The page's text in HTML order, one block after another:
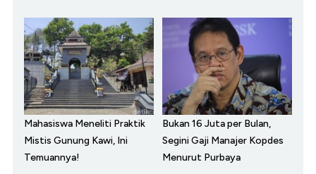
Mahasiswa Meneliti Praktik
Mistis Gunung Kawi, Ini
Temuannya!
Bukan 16 Juta per Bulan,
Segini Gaji Manajer Kopdes
Menurut Purbaya